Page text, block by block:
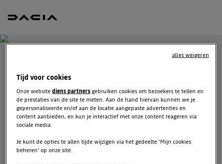
ONTVANG GRATIS JOUW
OFFERTE VOOR BIGSTER
We staan tot je beschikking om je de meest voordelige
offerte voor te stellen, met financieringsmogelijkheden
aankoopplannen.
Tijd voor cookies
Onze websitediens partners gebruiken cookies om bezoekers te tellen en
de prestaties van de site te meten. Aan de hand hiervan kunnen we je
gepersonaliseerde en/of aan de locatie aangepaste advertenties en
content aanbieden, en kun je interactief met onze content reageren via
sociale media.
Je kunt de opties te allen tijde wijzigen via het gedeelte 'Mijn cookies
beheren' op onze site.
alles weigeren